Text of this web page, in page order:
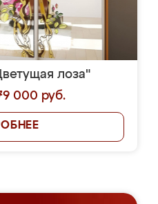
лоза"
000 руб.